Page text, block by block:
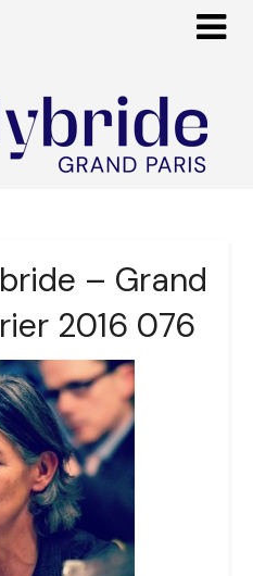
– Grand
2016 076